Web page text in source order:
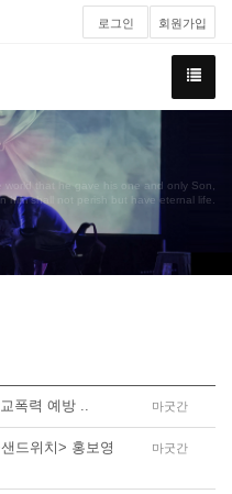
로그인 회원가입
world that he gave his one and only Son,
him shall not perish but have eternal life.
폭력 예방 .. 마굿간
드위치> 홍보영
마굿간